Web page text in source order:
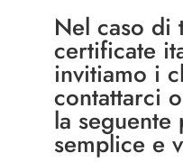
Nel caso di
certificate
invitiamo i
contattarci
la
semplice e